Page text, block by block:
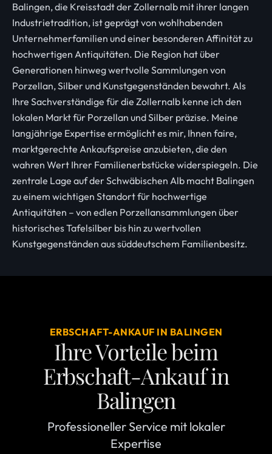
Balingen, die Kreisstadt der Zollernalb mit ihrer langen
Industrietradition, ist geprägt von wohlhabenden
Unternehmerfamilien und einer besonderen Affinität zu
hochwertigen Antiquitäten. Die Region hat über
Generationen hinweg wertvolle Sammlungen von
Porzellan, Silber und Kunstgegenständen bewahrt. Als
Ihre Sachverständige für die Zollernalb kenne ich den
lokalen Markt für Porzellan und Silber präzise. Meine
langjährige Expertise ermöglicht es mir, Ihnen faire,
marktgerechte Ankaufspreise anzubieten, die den
wahren Wert Ihrer Familienerbstücke widerspiegeln. Die
zentrale Lage auf der Schwäbischen Alb macht Balingen
zu einem wichtigen Standort für hochwertige
Antiquitäten – von edlen Porzellansammlungen über
historisches Tafelsilber bis hin zu wertvollen
Kunstgegenständen aus süddeutschem Familienbesitz.
ERBSCHAFT-ANKAUF IN BALINGEN
Ihre Vorteile beim
Erbschaft-Ankauf in
Balingen
Professioneller Service mit lokaler
Expertise